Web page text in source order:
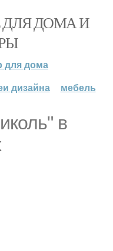
ДЛЯ ДОМА И
для дома
дизайна мебель
в